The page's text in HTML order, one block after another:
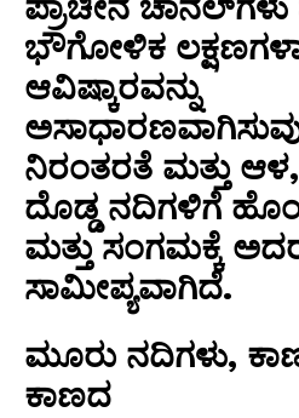
ಪ್ರಾಚೀನ ಚಾನಲ್‌ಗಳು
ಭೌಗೋಳಿಕ
ಆವಿಷ್ಕಾರವನ್ನು
ನಿರಂತರತೆ ಮತ್ತು
ದೊಡ್ಡ ನದಿಗಳಿಗೆ
ಮತ್ತು ಸಂಗಮಕ್ಕೆ
ಸಾಮೀಪ್ಯವಾಗಿದೆ.
ಮೂರು ನದಿಗಳು,
ಕಾಣದ